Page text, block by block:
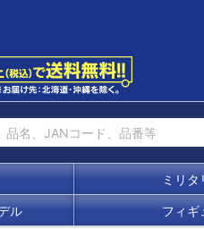
ミリタ
ル フィギ